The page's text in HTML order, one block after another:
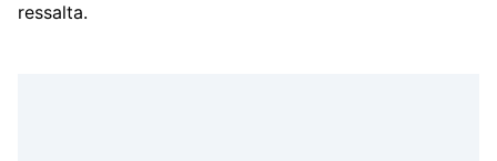
ressalta.